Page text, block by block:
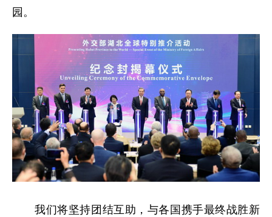
园。
我们将坚持团结互助，与各国携手最终战胜新